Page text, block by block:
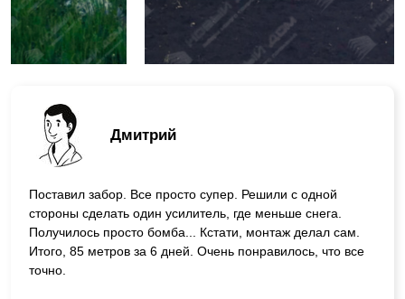
Дмитрий
Поставил забор. Все просто супер. Решили с одной
стороны сделать один усилитель, где меньше снега.
Получилось просто бомба... Кстати, монтаж делал сам.
Итого, 85 метров за 6 дней. Очень понравилось, что все
точно.